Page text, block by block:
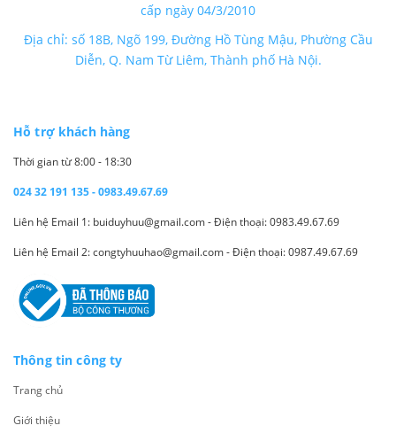
cấp ngày 04/3/2010
Địa chỉ: số 18B, Ngõ 199, Đường Hồ Tùng Mậu, Phường Cầu
Diễn, Q. Nam Từ Liêm, Thành phố Hà Nội.
Hỗ trợ khách hàng
Thời gian từ 8:00 - 18:30
024 32 191 135 - 0983.49.67.69
Liên hệ Email 1: buiduyhuu@gmail.com - Điện thoại: 0983.49.67.69
Liên hệ Email 2: congtyhuuhao@gmail.com - Điện thoại: 0987.49.67.69
Thông tin công ty
Trang chủ
Giới thiệu